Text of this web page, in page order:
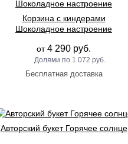
Корзина с киндерами
Шоколадное настроение
от4 290 руб.
1 072 руб.
Авторский букет Горячее солнце